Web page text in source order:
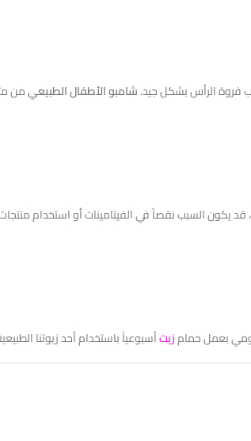
فروة الرأس بشكل جيد.شامبو الأطفال الطبيعيمن
يكون السبب نقصاً في الفيتامينات أو استخدام
بعمل حمامزيتأسبوعياً باستخدام أحد زيوتنا